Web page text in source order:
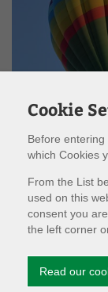
Skorsten
Fra den 1.
at du kan søge
skal ske ved at
overnatningen
Du kan læse
hjemmeside.
Cookie
Before
which Cookies
From the List
used on this
consent you
the left corner
Read our